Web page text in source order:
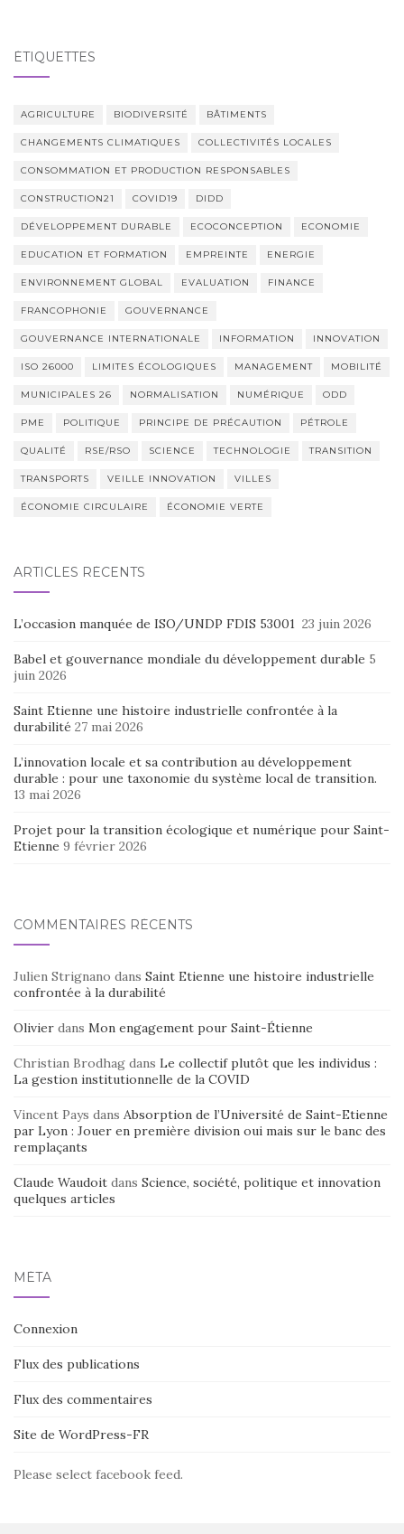
ÉTIQUETTES
AGRICULTURE BIODIVERSITÉ BÂTIMENTS
CHANGEMENTS CLIMATIQUES COLLECTIVITÉS LOCALES
CONSOMMATION ET PRODUCTION RESPONSABLES
CONSTRUCTION21 COVID19 DIDD
DÉVELOPPEMENT DURABLE ECOCONCEPTION ECONOMIE
EDUCATION ET FORMATION EMPREINTE ENERGIE
ENVIRONNEMENT GLOBAL EVALUATION FINANCE
FRANCOPHONIE GOUVERNANCE
GOUVERNANCE INTERNATIONALE INFORMATION INNOVATION
ISO 26000 LIMITES ÉCOLOGIQUES MANAGEMENT MOBILITÉ
MUNICIPALES 26 NORMALISATION NUMÉRIQUE ODD
PME POLITIQUE PRINCIPE DE PRÉCAUTION PÉTROLE
QUALITÉ RSE/RSO SCIENCE TECHNOLOGIE TRANSITION
TRANSPORTS VEILLE INNOVATION VILLES
ÉCONOMIE CIRCULAIRE ÉCONOMIE VERTE
ARTICLES RÉCENTS
L’occasion manquée de ISO/UNDP FDIS 53001 23 juin 2026
Babel et gouvernance mondiale du développement durable 5
juin 2026
Saint Etienne une histoire industrielle confrontée à la
durabilité 27 mai 2026
L’innovation locale et sa contribution au développement
durable : pour une taxonomie du système local de transition.
13 mai 2026
Projet pour la transition écologique et numérique pour Saint-
Etienne 9 février 2026
COMMENTAIRES RÉCENTS
Julien Strignano dans Saint Etienne une histoire industrielle
confrontée à la durabilité
Olivier dans Mon engagement pour Saint-Étienne
Christian Brodhag dans Le collectif plutôt que les individus :
La gestion institutionnelle de la COVID
Vincent Pays dans Absorption de l’Université de Saint-Etienne
par Lyon : Jouer en première division oui mais sur le banc des
remplaçants
Claude Waudoit dans Science, société, politique et innovation
quelques articles
MÉTA
Connexion
Flux des publications
Flux des commentaires
Site de WordPress-FR
Please select facebook feed.